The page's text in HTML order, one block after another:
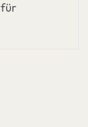
für